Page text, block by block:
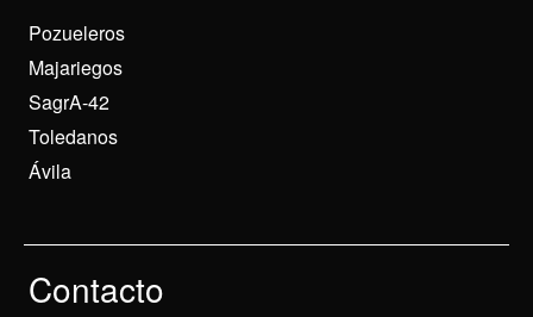
Pozueleros
Majariegos
SagrA-42
Toledanos
Ávila
Contacto